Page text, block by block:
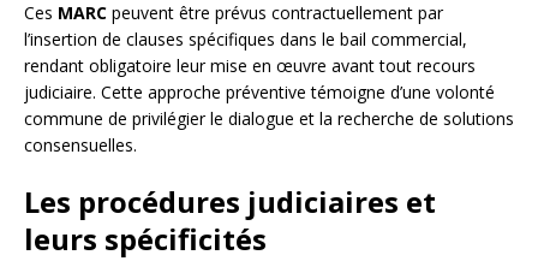
Ces MARC peuvent être prévus contractuellement par
l’insertion de clauses spécifiques dans le bail commercial,
rendant obligatoire leur mise en œuvre avant tout recours
judiciaire. Cette approche préventive témoigne d’une volonté
commune de privilégier le dialogue et la recherche de solutions
consensuelles.
Les procédures judiciaires et
leurs spécificités